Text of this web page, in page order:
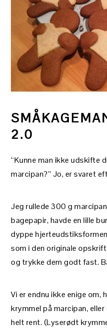
2.0
“Kunne man ikke udskifte
marcipan?” Jo, er svaret
Jeg rullede 300 g
bagepapir, havde en lille
dyppe
som i den originale
og trykke dem godt fast.
Vi er endnu ikke enige om,
krymmel på marcipan,
helt rent. (Lyserødt